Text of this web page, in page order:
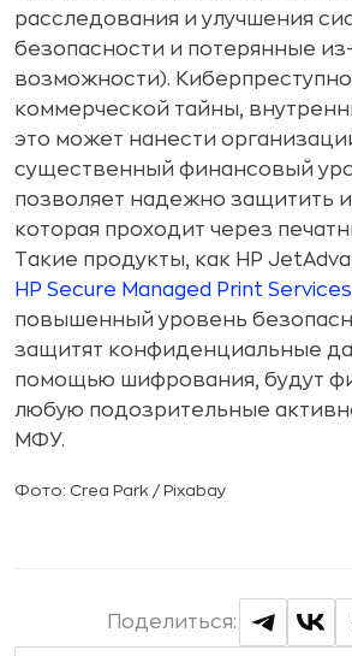
расследования и улучшения
безопасности и потерянные
возможности).
коммерческой тайны,
это может нанести
существенный финансовый
позволяет надежно защитить
которая проходит через
Такие продукты, как HP
HP Secure Managed Print Services
повышенный уровень
защитят конфиденциальные
помощью шифрования, будут
любую подозрительные
МФУ.
Фото: Crea Park / Pixabay
Поделиться: